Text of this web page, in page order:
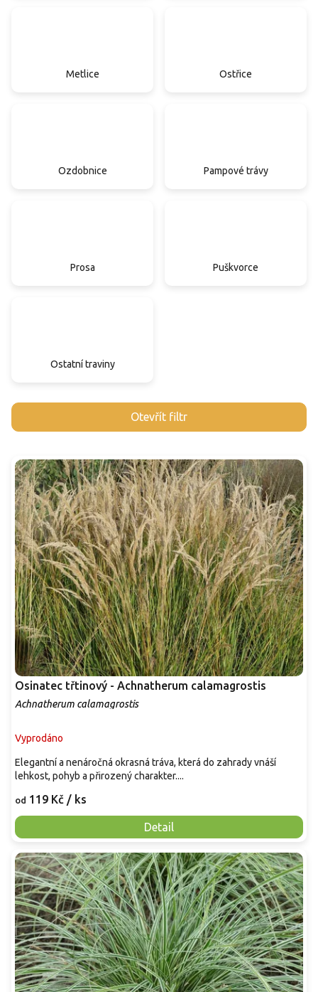
Metlice Ostřice
Ozdobnice Pampové trávy
Prosa Puškvorce
Ostatní traviny
Otevřít filtr
V
ý
s
p
r
o
d
u
k
t
ů
Osinatec třtinový - Achnatherum calamagrostis
Achnatherum calamagrostis
Vyprodáno
od 119 Kč / ks
Detail
Elegantní a nenáročná okrasná tráva, která do zahrady vnáší
lehkost, pohyb a přirozený charakter....